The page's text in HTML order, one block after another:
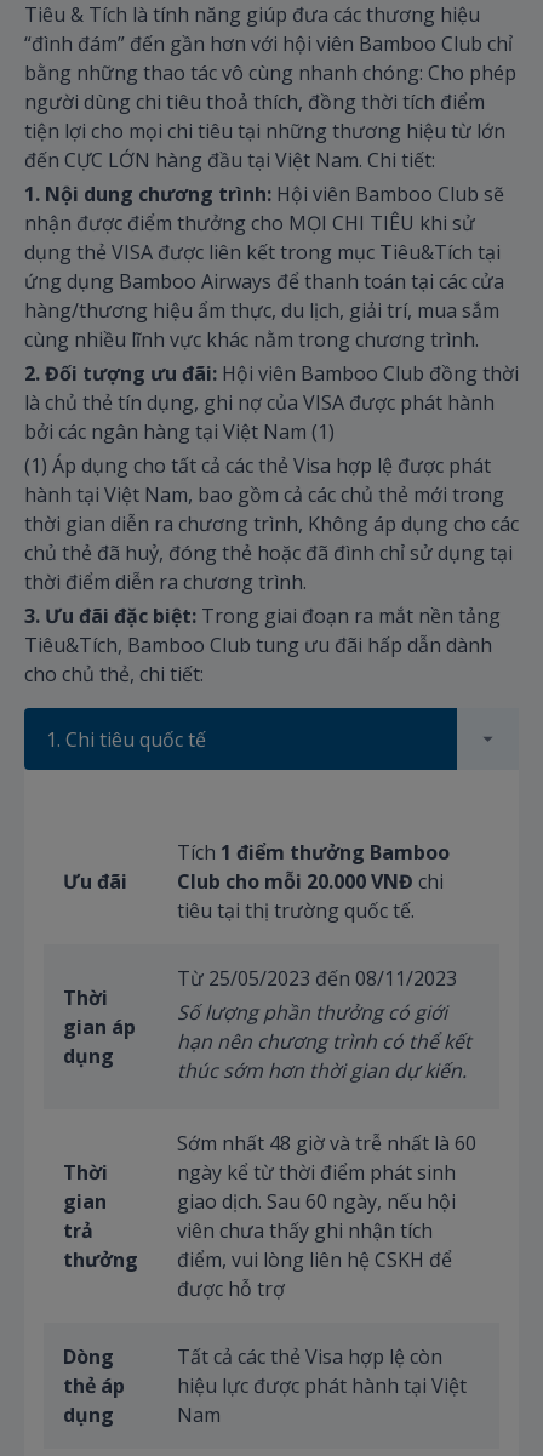
Tiêu & Tích là tính năng giúp đưa các thương hiệu
“đình đám” đến gần hơn với hội viên Bamboo Club chỉ
bằng những thao tác vô cùng nhanh chóng: Cho phép
người dùng chi tiêu thoả thích, đồng thời tích điểm
tiện lợi cho mọi chi tiêu tại những thương hiệu từ lớn
đến CỰC LỚN hàng đầu tại Việt Nam. Chi tiết:
1. Nội dung chương trình: Hội viên Bamboo Club sẽ
nhận được điểm thưởng cho MỌI CHI TIÊU khi sử
dụng thẻ VISA được liên kết trong mục Tiêu&Tích tại
ứng dụng Bamboo Airways để thanh toán tại các cửa
hàng/thương hiệu ẩm thực, du lịch, giải trí, mua sắm
cùng nhiều lĩnh vực khác nằm trong chương trình.
2. Đối tượng ưu đãi: Hội viên Bamboo Club đồng thời
là chủ thẻ tín dụng, ghi nợ của VISA được phát hành
bởi các ngân hàng tại Việt Nam (1)
(1) Áp dụng cho tất cả các thẻ Visa hợp lệ được phát
hành tại Việt Nam, bao gồm cả các chủ thẻ mới trong
thời gian diễn ra chương trình, Không áp dụng cho các
chủ thẻ đã huỷ, đóng thẻ hoặc đã đình chỉ sử dụng tại
thời điểm diễn ra chương trình.
3. Ưu đãi đặc biệt: Trong giai đoạn ra mắt nền tảng
Tiêu&Tích, Bamboo Club tung ưu đãi hấp dẫn dành
cho chủ thẻ, chi tiết:
1. Chi tiêu quốc tế
Ưu đãi
Tích 1 điểm thưởng Bamboo
Club cho mỗi 20.000 VNĐ chi
tiêu tại thị trường quốc tế.
Thời
gian áp
dụng
Từ 25/05/2023 đến 08/11/2023
Số lượng phần thưởng có giới
hạn nên chương trình có thể kết
thúc sớm hơn thời gian dự kiến.
Thời
gian
trả
thưởng
Sớm nhất 48 giờ và trễ nhất là 60
ngày kể từ thời điểm phát sinh
giao dịch. Sau 60 ngày, nếu hội
viên chưa thấy ghi nhận tích
điểm, vui lòng liên hệ CSKH để
được hỗ trợ
Dòng
thẻ áp
dụng
Tất cả các thẻ Visa hợp lệ còn
hiệu lực được phát hành tại Việt
Nam